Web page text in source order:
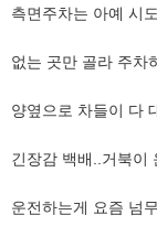
측면주차는 아예 시
없는 곳만 골라 주차
양옆으로 차들이 다
긴장감 백배..거북이
운전하는게 요즘 넘